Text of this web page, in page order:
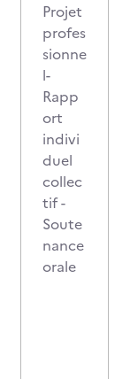
Projet
profes
sionne
l-
Rapp
ort
indivi
duel
collec
tif -
Soute
nance
orale